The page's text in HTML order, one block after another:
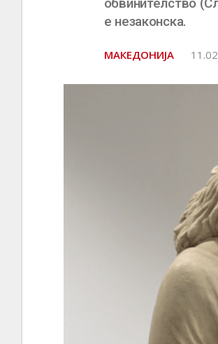
е незаконска.
МАКЕДОНИЈА